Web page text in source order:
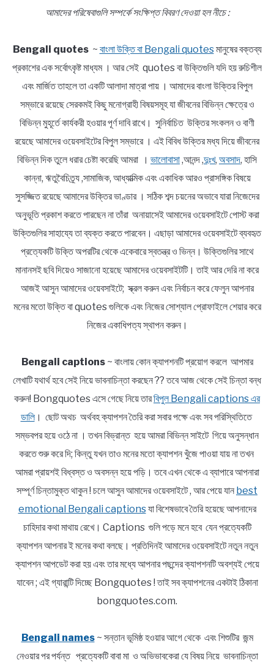
আমাদের পরিষেবাগুলি সম্পর্কে সংক্ষিপ্ত বিবরণ দেওয়া হল নীচে :
Bengali quotes~ বাংলা উক্তি বা Bengali quotesমানুষের বক্তব্য
প্রকাশের এক সর্বোৎকৃষ্ট মাধ্যম । আর সেই quotes বা উক্তিগুলি যদি হয় রুচিশীল
এবং মার্জিত তাহলে তা একটি আলাদা মাত্রা পায় । আমাদের বাংলা উক্তির বিপুল
সম্ভারে রয়েছে সেরকমই কিছু মনোগ্রাহী বিষয়সমূহ যা জীবনের বিভিন্ন ক্ষেত্রে ও
বিভিন্ন মুহূর্তে কার্যকরী হওয়ার পূর্ণ দাবি রাখে। সুনির্বাচিত উক্তির সংকলন ও বাণী
রয়েছে আমাদের ওয়েবসাইটের বিপুল সম্ভারে । এই বিবিধ উক্তির মধ্য দিয়ে জীবনের
বিভিন্ন দিক তুলে ধরার চেষ্টা করেছি আমরা । ভালোবাসা,আনন্দ ,দুঃখ, অবসাদ, হাসি
কান্না, ঋতুবৈচিত্র্য ,সামাজিক, আধ্যাত্মিক এবং একাধিক আরও প্রাসঙ্গিক বিষয়ে
সুসজ্জিত রয়েছে আমাদের উক্তির ভাণ্ডার । সঠিক শব্দ চয়নের অভাবে যারা নিজেদের
অনুভূতি প্রকাশ করতে পারছেন না তাঁরা অনায়াসেই আমাদের ওয়েবসাইটে পোস্ট করা
উক্তিগুলির সাহায্যে তা ব্যক্ত করতে পারবেন। এছাড়া আমাদের ওয়েবসাইটে ব্যবহৃত
প্রত্যেকটি উক্তি অপরটির থেকে একেবারে স্বতন্ত্র ও ভিন্ন। উক্তিগুলির সাথে
মানানসই ছবি দিয়েও সাজানো হয়েছে আমাদের ওয়েবসাইটটি। তাই আর দেরি না করে
আজই আসুন আমাদের ওয়েবসাইটে; স্ক্রল করুন এবং নির্বাচন করে ফেলুন আপনার
মনের মতো উক্তি বা quotes গুলিকে এবং নিজের সোশ্যাল প্রোফাইলে শেয়ার করে
নিজের একাধিপত্য স্থাপন করুন।
Bengali captions~ বাংলায় কোন ক্যাপশনটি প্রয়োগ করলে আপমার
লেখাটি যথার্থ হবে সেই নিয়ে ভাবনাচিন্তা করছেন ?? তবে আজ থেকে সেই চিন্তা বন্ধ
করুন! Bongquotes এসে গেছে নিয়ে তারবিপুল Bengali captions এর
ডালি। ছোট অথচ অর্থবহ ক্যাপশন তৈরি করা সবার পক্ষে এবং সব পরিস্থিতিতে
সম্ভবপর হয়ে ওঠে না । তখন বিভ্রান্ত হয়ে আমরা বিভিন্ন সাইটে গিয়ে অনুসন্ধান
করতে শুরু করে দি; কিন্তু যখন তাও মনের মতো ক্যাপশন খুঁজে পাওয়া যায় না তখন
আমরা প্রায়শই বিধ্বস্ত ও অবসন্ন হয়ে পড়ি। তবে এখন থেকে এ ব্যাপারে আপনারা
সম্পূর্ণ চিন্তামুক্ত থাকুন ! চলে আসুন আমাদের ওয়েবসাইটে , আর পেয়ে যান best
emotional Bengali captionsযা বিশেষভাবে তৈরি হয়েছে আপনাদের
চাহিদার কথা মাথায় রেখে। Captions গুলি পড়ে মনে হবে যেন প্রত্যেকটি
ক্যাপশন আপনার ই মনের কথা বলছে। প্রতিদিনই আমাদের ওয়েবসাইটে নতুন নতুন
ক্যাপশন আপডেট করা হয় এবং তার মধ্যে আপনার পছন্দের ক্যাপশনটি অবশ্যই পেয়ে
যাবেন ; এই গ্যারান্টি দিচ্ছে Bongquotes ! তাই সব ক্যাপশনের একটাই ঠিকানা
bongquotes.com.
Bengali names~ সন্তান ভূমিষ্ঠ হওয়ার আগে থেকে এবং শিশুটির জন্ম
নেওয়ার পর পর্যন্ত প্রত্যেকটি বাবা মা ও অভিভাবকেরা যে বিষয় নিয়ে ভাবনাচিন্তা